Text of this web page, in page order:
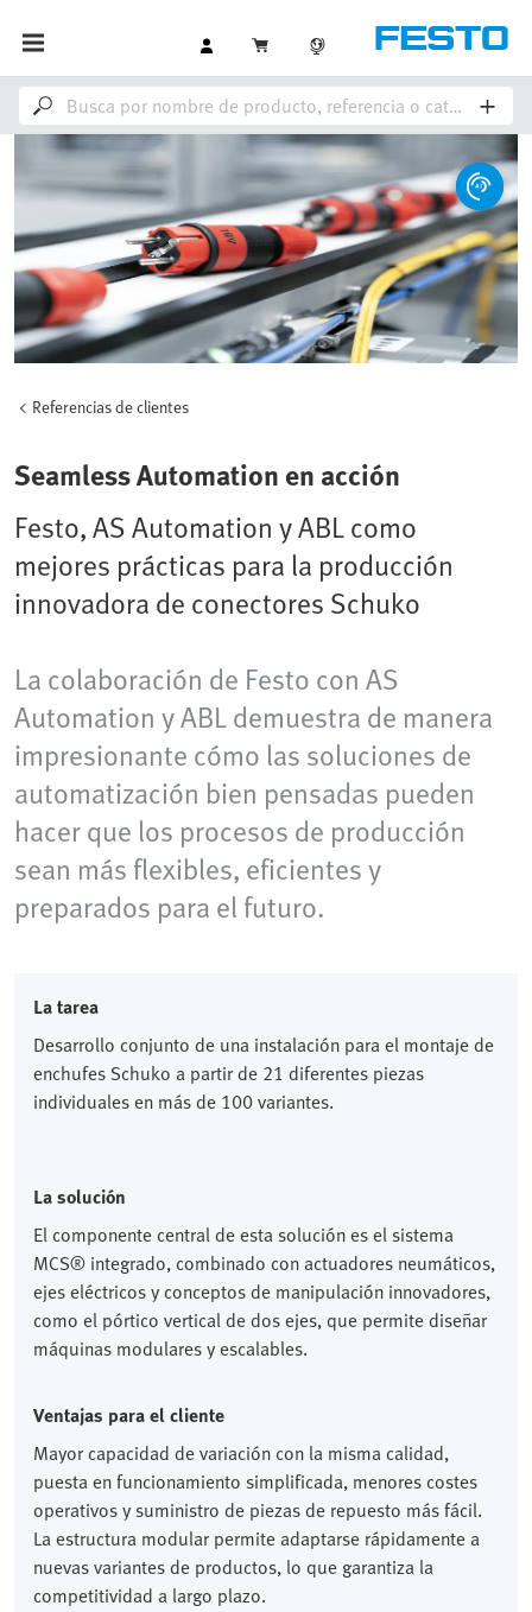
Referencias de clientes
Seamless Automation en acción
Festo, AS Automation y ABL como
mejores prácticas para la producción
innovadora de conectores Schuko
La colaboración de Festo con AS
Automation y ABL demuestra de manera
impresionante cómo las soluciones de
automatización bien pensadas pueden
hacer que los procesos de producción
sean más flexibles, eficientes y
preparados para el futuro.
La tarea
Desarrollo conjunto de una instalación para el montaje de
enchufes Schuko a partir de 21 diferentes piezas
individuales en más de 100 variantes.
La solución
El componente central de esta solución es el sistema
MCS® integrado, combinado con actuadores neumáticos,
ejes eléctricos y conceptos de manipulación innovadores,
como el pórtico vertical de dos ejes, que permite diseñar
máquinas modulares y escalables.
Ventajas para el cliente
Mayor capacidad de variación con la misma calidad,
puesta en funcionamiento simplificada, menores costes
operativos y suministro de piezas de repuesto más fácil.
La estructura modular permite adaptarse rápidamente a
nuevas variantes de productos, lo que garantiza la
competitividad a largo plazo.